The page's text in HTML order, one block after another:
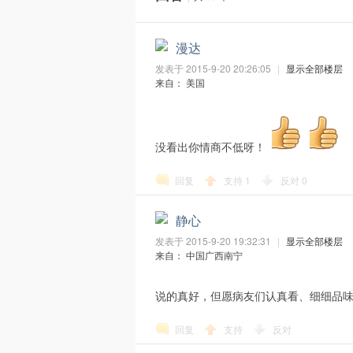
O
A
漫达
发表于 2015-9-20 20:26:05 | 显示全部楼层
来自： 美国
没看出你情商不低呀！
回复 支持 1 反对 0
静心
发表于 2015-9-20 19:32:31 | 显示全部楼层
来自： 中国广西南宁
说的真好，但愿病友们认真看、细细品味
回复 支持 反对